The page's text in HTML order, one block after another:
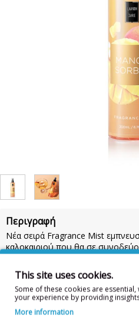
Περιγραφή
Νέα σειρά Fragrance Mist
καλοκαιριού που θα σε
σαγηνευτικές νότες μοναδικών
αίσθηση θηλυκότητας.
Για μέγιστη διάρκεια,
ενυδατική, ύστερα από κάθε
υπέροχα αρώματα, εκ των
This site uses cookies.
Some of these cookies are
your experience by providing
More information